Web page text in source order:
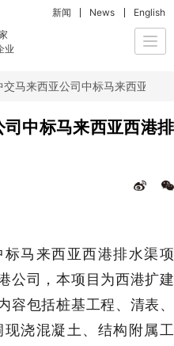
业
新闻 News English
交马来西亚公司中标马来西亚西港
中标马来西亚西港排
马来西亚西港排水渠项
公司，本项目为西港扩建
容包括桩基工程、清表、
浇混凝土、结构附属工